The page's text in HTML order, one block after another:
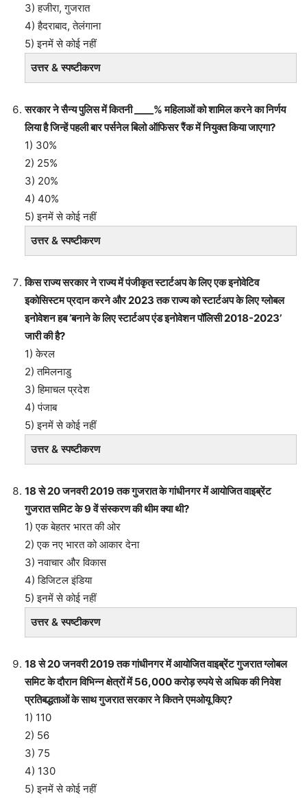
3) हजीरा, गुजरात
4) हैदराबाद, तेलंगाना
5) इनमें से कोई नहीं
उत्तर & स्पष्टीकरण
सरकार ने सैन्य पुलिस में कितनी ____% महिलाओं को शामिल करने का निर्णय
लिया है जिन्हें पहली बार पर्सनेल बिलो ऑफिसर रैंक में नियुक्त किया जाएगा?
1) 30%
2) 25%
3) 20%
4) 40%
5) इनमें से कोई नहीं
उत्तर & स्पष्टीकरण
किस राज्य सरकार ने राज्य में पंजीकृत स्टार्टअप के लिए एक इनोवेटिव
इकोसिस्टम प्रदान करने और 2023 तक राज्य को स्टार्टअप के लिए ग्लोबल
इनोवेशन हब ’बनाने के लिए स्टार्टअप एंड इनोवेशन पॉलिसी 2018-2023’
जारी की है?
1) केरल
2) तमिलनाडु
3) हिमाचल प्रदेश
4) पंजाब
5) इनमें से कोई नहीं
उत्तर & स्पष्टीकरण
18 से 20 जनवरी 2019 तक गुजरात के गांधीनगर में आयोजित वाइब्रेंट
गुजरात समिट के 9 वें संस्करण की थीम क्या थी?
1) एक बेहतर भारत की ओर
2) एक नए भारत को आकार देना
3) नवाचार और विकास
4) डिजिटल इंडिया
5) इनमें से कोई नहीं
उत्तर & स्पष्टीकरण
18 से 20 जनवरी 2019 तक गांधीनगर में आयोजित वाइब्रेंट गुजरात ग्लोबल
समिट के दौरान विभिन्न क्षेत्रों में 56,000 करोड़ रुपये से अधिक की निवेश
प्रतिबद्धताओं के साथ गुजरात सरकार ने कितने एमओयू किए?
1) 110
2) 56
3) 75
4) 130
5) इनमें से कोई नहीं